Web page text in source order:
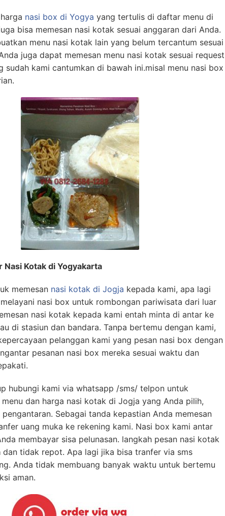
nasi box di Yogya yang tertulis di daftar menu di
bisa memesan nasi kotak sesuai anggaran dari Anda.
menu nasi kotak lain yang belum tercantum sesuai
juga dapat memesan menu nasi kotak sesuai request
sudah kami cantumkan di bawah ini.misal menu nasi box
Nasi Kotak di Yogyakarta
memesan nasi kotak di Jogja kepada kami, apa lagi
nasi box untuk rombongan pariwisata dari luar
nasi kotak kepada kami entah minta di antar ke
di stasiun dan bandara. Tanpa bertemu dengan kami,
pelanggan kami yang pesan nasi box dengan
pesanan nasi box mereka sesuai waktu dan
hubungi kami via whatsapp /sms/ telpon untuk
dan harga nasi kotak di Jogja yang Anda pilih,
Sebagai tanda kepastian Anda memesan
uang muka ke rekening kami. Nasi box kami antar
membayar sisa pelunasan. langkah pesan nasi kotak
dan tidak repot. Apa lagi jika bisa tranfer via sms
Anda tidak membuang banyak waktu untuk bertemu
aman.